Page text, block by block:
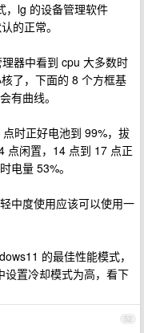
，lg 的设备管理软件
的正常。
器中看到 cpu 大多数时
了，下面的 8 个方框基
有曲线。
时正好电池到 99%，拔
点闲置，14 点到 17 点正
电量 53%。
中度使用应该可以使用一
的最佳性能模式，
置冷却模式为高，看下
52